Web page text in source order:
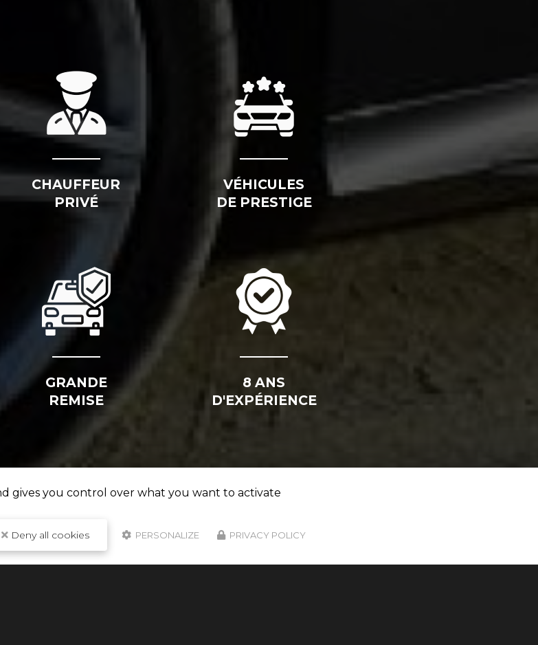
CHAUFFEUR
PRIVÉ
VÉHICULES
DE PRESTIGE
GRANDE
REMISE
8 ANS
D'EXPÉRIENCE
gives you control over what you want to activate
Deny all cookies PERSONALIZE PRIVACY POLICY